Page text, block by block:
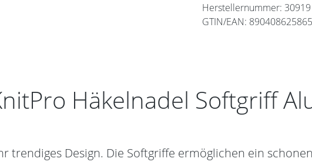
Herstellernummer: 30919
GTIN/EAN:
Häkelnadel Softgriff
trendiges Design. Die Softgriffe ermöglichen ein